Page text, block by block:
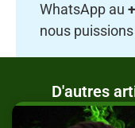
WhatsApp au
nous
D'autres